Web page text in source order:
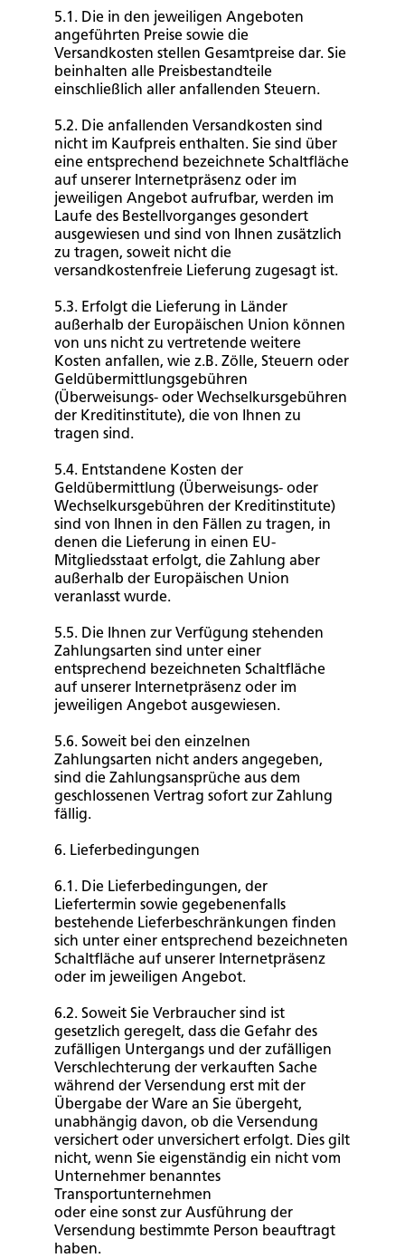
5.1. Die in den jeweiligen Angeboten
angeführten Preise sowie die
Versandkosten stellen Gesamtpreise dar. Sie
beinhalten alle Preisbestandteile
einschließlich aller anfallenden Steuern.
5.2. Die anfallenden Versandkosten sind
nicht im Kaufpreis enthalten. Sie sind über
eine entsprechend bezeichnete Schaltfläche
auf unserer Internetpräsenz oder im
jeweiligen Angebot aufrufbar, werden im
Laufe des Bestellvorganges gesondert
ausgewiesen und sind von Ihnen zusätzlich
zu tragen, soweit nicht die
versandkostenfreie Lieferung zugesagt ist.
5.3. Erfolgt die Lieferung in Länder
außerhalb der Europäischen Union können
von uns nicht zu vertretende weitere
Kosten anfallen, wie z.B. Zölle, Steuern oder
Geldübermittlungsgebühren
(Überweisungs- oder Wechselkursgebühren
der Kreditinstitute), die von Ihnen zu
tragen sind.
5.4. Entstandene Kosten der
Geldübermittlung (Überweisungs- oder
Wechselkursgebühren der Kreditinstitute)
sind von Ihnen in den Fällen zu tragen, in
denen die Lieferung in einen EU-
Mitgliedsstaat erfolgt, die Zahlung aber
außerhalb der Europäischen Union
veranlasst wurde.
5.5. Die Ihnen zur Verfügung stehenden
Zahlungsarten sind unter einer
entsprechend bezeichneten Schaltfläche
auf unserer Internetpräsenz oder im
jeweiligen Angebot ausgewiesen.
5.6. Soweit bei den einzelnen
Zahlungsarten nicht anders angegeben,
sind die Zahlungsansprüche aus dem
geschlossenen Vertrag sofort zur Zahlung
fällig.
6. Lieferbedingungen
6.1. Die Lieferbedingungen, der
Liefertermin sowie gegebenenfalls
bestehende Lieferbeschränkungen finden
sich unter einer entsprechend bezeichneten
Schaltfläche auf unserer Internetpräsenz
oder im jeweiligen Angebot.
6.2. Soweit Sie Verbraucher sind ist
gesetzlich geregelt, dass die Gefahr des
zufälligen Untergangs und der zufälligen
Verschlechterung der verkauften Sache
während der Versendung erst mit der
Übergabe der Ware an Sie übergeht,
unabhängig davon, ob die Versendung
versichert oder unversichert erfolgt. Dies gilt
nicht, wenn Sie eigenständig ein nicht vom
Unternehmer benanntes
Transportunternehmen
oder eine sonst zur Ausführung der
Versendung bestimmte Person beauftragt
haben.